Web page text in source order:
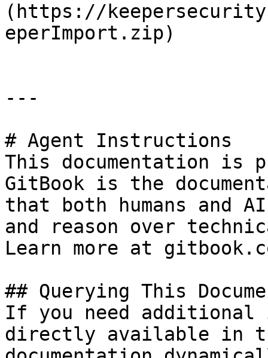
(https://
eperImport.zip)
---
# Agent Instructions
This documentation is
GitBook is the
that both humans and
and reason over
Learn more at
## Querying This
If you need
directly available in